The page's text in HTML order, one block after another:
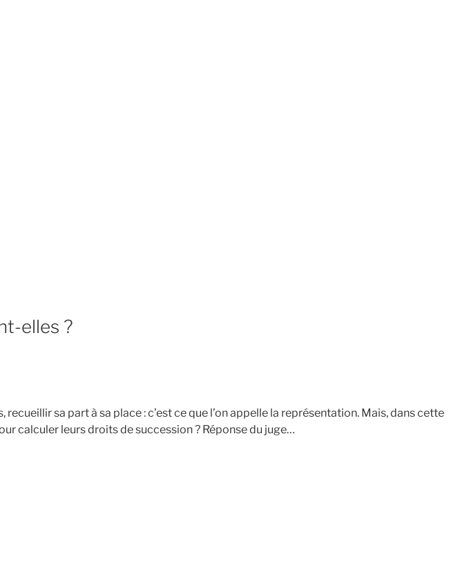
elles ?
sa part à sa place : c’est ce que l’on appelle la représentation. Mais, dans cette
calculer leurs droits de succession ? Réponse du juge…